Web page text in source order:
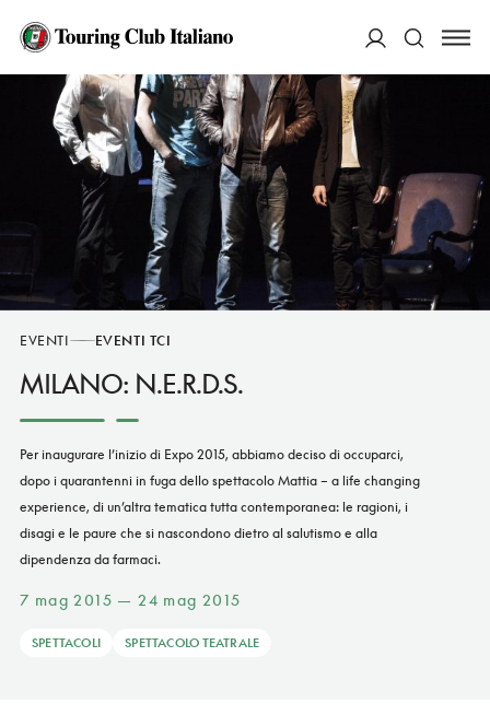
EVENTI EVENTI TCI
MILANO: N.E.R.D.S.
Per inaugurare l’inizio di Expo 2015, abbiamo deciso di occuparci,
dopo i quarantenni in fuga dello spettacolo Mattia – a life changing
experience, di un’altra tematica tutta contemporanea: le ragioni, i
disagi e le paure che si nascondono dietro al salutismo e alla
dipendenza da farmaci.
7 mag 2015 — 24 mag 2015
SPETTACOLI SPETTACOLO TEATRALE